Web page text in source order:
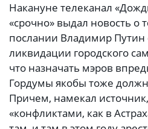
Накануне телеканал
«срочно» выдал новость о
послании Владимир Путин
ликвидации городского
что назначать мэров
Гордумы якобы тоже
Причем, намекал источник,
«конфликтами, как в